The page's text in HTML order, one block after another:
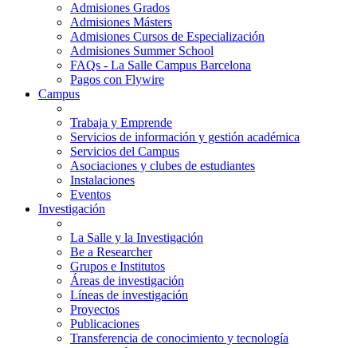
Admisiones Grados
Admisiones Másters
Admisiones Cursos de Especialización
Admisiones Summer School
FAQs - La Salle Campus Barcelona
Pagos con Flywire
Campus
Trabaja y Emprende
Servicios de información y gestión académica
Servicios del Campus
Asociaciones y clubes de estudiantes
Instalaciones
Eventos
Investigación
La Salle y la Investigación
Be a Researcher
Grupos e Institutos
Áreas de investigación
Líneas de investigación
Proyectos
Publicaciones
Transferencia de conocimiento y tecnología